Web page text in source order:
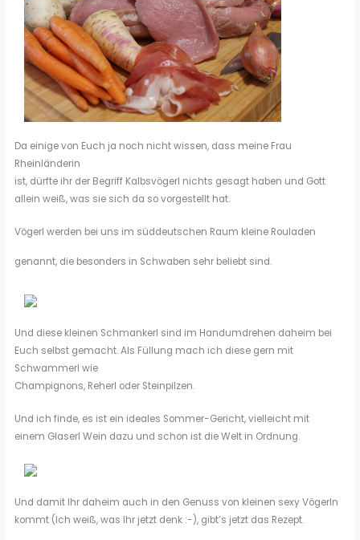
Da einige von Euch ja noch nicht wissen, dass meine Frau
Rheinländerin
ist, dürfte ihr der Begriff Kalbsvögerl nichts gesagt haben und Gott
allein weiß, was sie sich da so vorgestellt hat.
Vögerl werden bei uns im süddeutschen Raum kleine Rouladen
genannt, die besonders in Schwaben sehr beliebt sind.
Und diese kleinen Schmankerl sind im Handumdrehen daheim bei
Euch selbst gemacht. Als Füllung mach ich diese gern mit
Schwammerl wie
Champignons, Reherl oder Steinpilzen.
Und ich finde, es ist ein ideales Sommer-Gericht, vielleicht mit
einem Glaserl Wein dazu und schon ist die Welt in Ordnung.
Und damit Ihr daheim auch in den Genuss von kleinen sexy Vögerln
kommt (Ich weiß, was Ihr jetzt denk :-), gibt’s jetzt das Rezept.